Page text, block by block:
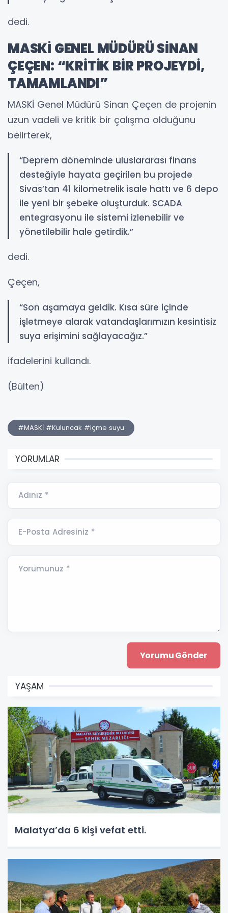
dedi.
MASKİ GENEL MÜDÜRÜ SİNAN
ÇEÇEN: “KRİTİK BİR PROJEYDİ,
TAMAMLANDI”
MASKİ Genel Müdürü Sinan Çeçen de projenin
uzun vadeli ve kritik bir çalışma olduğunu
belirterek,
“Deprem döneminde uluslararası finans
desteğiyle hayata geçirilen bu projede
Sivas’tan 41 kilometrelik isale hattı ve 6 depo
ile yeni bir şebeke oluşturduk. SCADA
entegrasyonu ile sistemi izlenebilir ve
yönetilebilir hale getirdik.”
dedi.
Çeçen,
“Son aşamaya geldik. Kısa süre içinde
işletmeye alarak vatandaşlarımızın kesintisiz
suya erişimini sağlayacağız.”
ifadelerini kullandı.
(Bülten)
#MASKİ #Kuluncak #içme suyu
YORUMLAR
Adınız *
E-Posta Adresiniz *
Yorumunuz *
YAŞAM
Malatya’da 6 kişi vefat etti.